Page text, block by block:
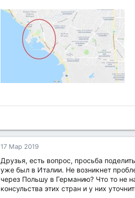
17 Мар 2019
Друзья, есть вопрос, просьба
уже был в Италии. Не возникнет
через Польшу в Германию? Что то не
консульства этих стран и у них